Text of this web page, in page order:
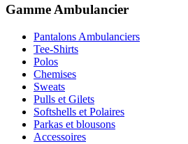
Gamme Ambulancier
Pantalons Ambulanciers
Tee-Shirts
Polos
Chemises
Sweats
Pulls et Gilets
Softshells et Polaires
Parkas et blousons
Accessoires